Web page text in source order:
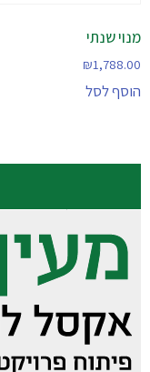
מנוי שנתי
₪1,788.00
הוסף לסל